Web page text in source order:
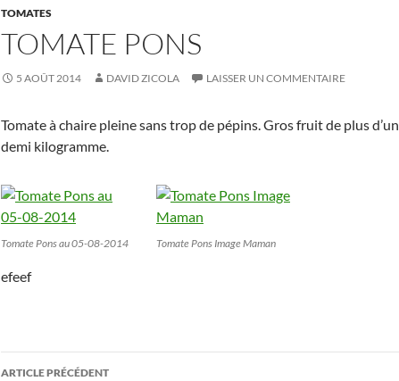
TOMATES
TOMATE PONS
5 AOÛT 2014 DAVID ZICOLA LAISSER UN COMMENTAIRE
Tomate à chaire pleine sans trop de pépins. Gros fruit de plus d’un
demi kilogramme.
Tomate Pons au 05-08-2014 Tomate Pons Image Maman
efeef
Navigation
ARTICLE PRÉCÉDENT